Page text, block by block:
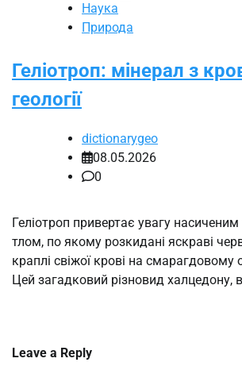
Наука
Природа
Геліотроп: мінерал з
геології
dictionarygeo
08.05.2026
0
Геліотроп привертає увагу
тлом, по якому розкидані яскраві
краплі свіжої крові на смарагдовому
Цей загадковий різновид халцедону,
Leave a Reply